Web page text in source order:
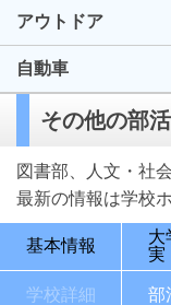
アウトドア
自動車
その他の部活
図書部、人文・社
最新の情報は学校
基本情報
大
学校詳細 部